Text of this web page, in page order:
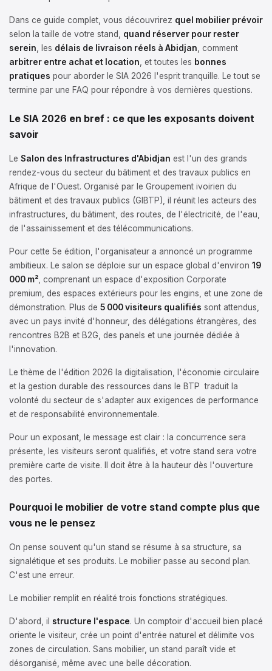
Dans ce guide complet, vous découvrirez quel mobilier prévoir
selon la taille de votre stand, quand réserver pour rester
serein, les délais de livraison réels à Abidjan, comment
arbitrer entre achat et location, et toutes les bonnes
pratiques pour aborder le SIA 2026 l'esprit tranquille. Le tout se
termine par une FAQ pour répondre à vos dernières questions.
Le SIA 2026 en bref : ce que les exposants doivent
savoir
Le Salon des Infrastructures d'Abidjan est l'un des grands
rendez-vous du secteur du bâtiment et des travaux publics en
Afrique de l'Ouest. Organisé par le Groupement ivoirien du
bâtiment et des travaux publics (GIBTP), il réunit les acteurs des
infrastructures, du bâtiment, des routes, de l'électricité, de l'eau,
de l'assainissement et des télécommunications.
Pour cette 5e édition, l'organisateur a annoncé un programme
ambitieux. Le salon se déploie sur un espace global d'environ 19
000 m² , comprenant un espace d'exposition Corporate
premium, des espaces extérieurs pour les engins, et une zone de
démonstration. Plus de 5 000 visiteurs qualifiés sont attendus,
avec un pays invité d'honneur, des délégations étrangères, des
rencontres B2B et B2G, des panels et une journée dédiée à
l'innovation.
Le thème de l'édition 2026 la digitalisation, l'économie circulaire
et la gestion durable des ressources dans le BTP traduit la
volonté du secteur de s'adapter aux exigences de performance
et de responsabilité environnementale.
Pour un exposant, le message est clair : la concurrence sera
présente, les visiteurs seront qualifiés, et votre stand sera votre
première carte de visite. Il doit être à la hauteur dès l'ouverture
des portes.
Pourquoi le mobilier de votre stand compte plus que
vous ne le pensez
On pense souvent qu'un stand se résume à sa structure, sa
signalétique et ses produits. Le mobilier passe au second plan.
C'est une erreur.
Le mobilier remplit en réalité trois fonctions stratégiques.
D'abord, il structure l'espace. Un comptoir d'accueil bien placé
oriente le visiteur, crée un point d'entrée naturel et délimite vos
zones de circulation. Sans mobilier, un stand paraît vide et
désorganisé, même avec une belle décoration.